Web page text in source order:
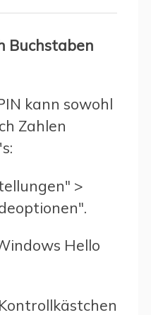
Buchstaben
kann sowohl
Zahlen
>
Hello